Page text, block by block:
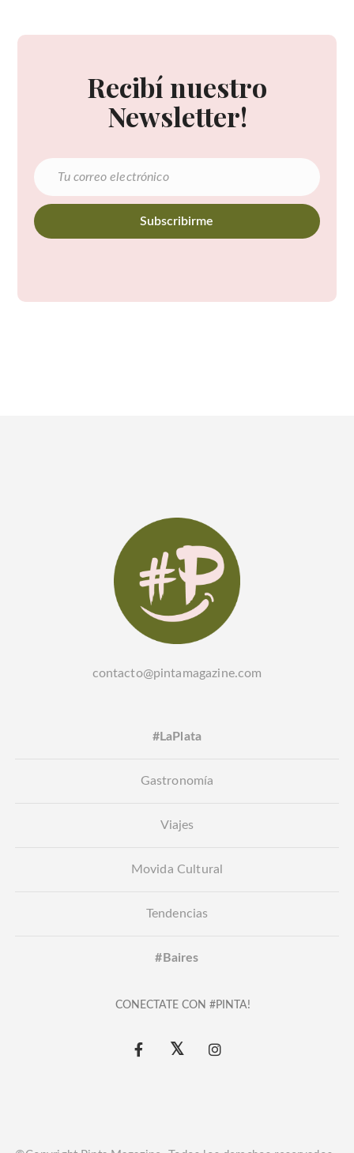
Recibí nuestro
Newsletter!
contacto@pintamagazine.com
#LaPlata
Gastronomía
Viajes
Movida Cultural
Tendencias
#Baires
CONECTATE CON #PINTA!